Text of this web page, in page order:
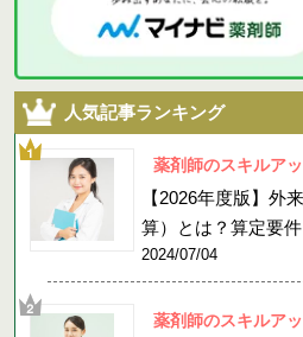
人気記事ランキング
薬剤師のスキルア
【2026年度版】外
算）とは？算定要
2024/07/04
薬剤師のスキルア